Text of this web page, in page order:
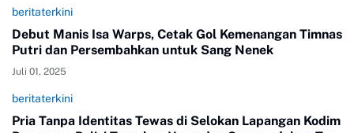
beritaterkini
Debut Manis Isa Warps, Cetak Gol Kemenangan Timnas
Putri dan Persembahkan untuk Sang Nenek
Juli 01, 2025
beritaterkini
Pria Tanpa Identitas Tewas di Selokan Lapangan Kodim